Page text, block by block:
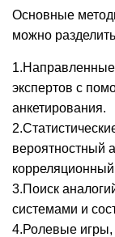
Основные
можно
экспертов с
анкетирования.
вероятностный
3.Поиск
системами и
4.Ролевые игры,